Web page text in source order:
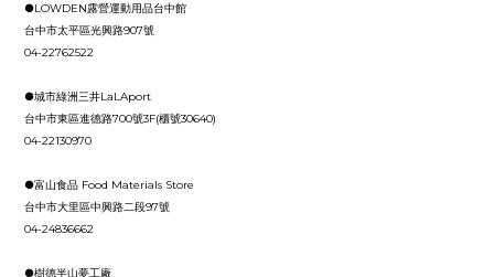
●LOWDEN露營運動用品台中館
台中市太平區光興路907號
04-22762522
●城市綠洲三井LaLAport
台中市東區進德路700號3F(櫃號30640)
04-22130970
●富山食品 Food Materials Store
台中市大里區中興路二段97號
04-24836662
●樹德半山夢工廠